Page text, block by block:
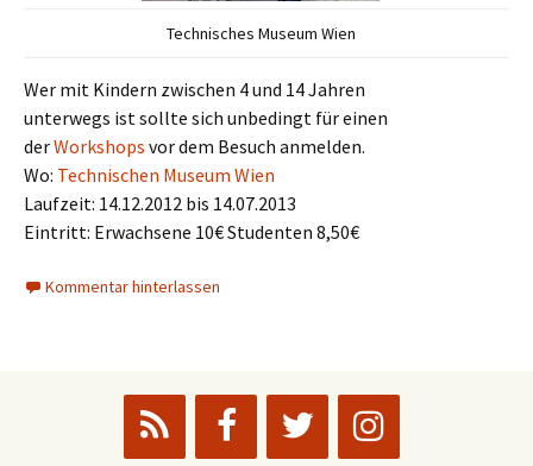
Technisches Museum Wien
Wer mit Kindern zwischen 4 und 14 Jahren
unterwegs ist sollte sich unbedingt für einen
derWorkshops vor dem Besuch anmelden.
Wo: Technischen Museum Wien
Laufzeit: 14.12.2012 bis 14.07.2013
Eintritt: Erwachsene 10€ Studenten 8,50€
Kommentar hinterlassen